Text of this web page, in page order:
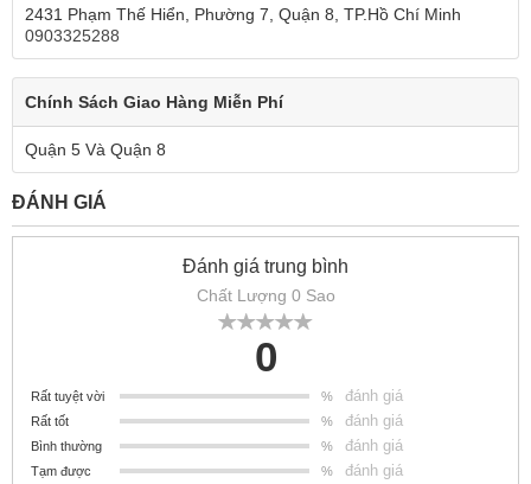
2431 Phạm Thế Hiển, Phường 7, Quận 8, TP.Hồ Chí Minh
0903325288
Chính Sách Giao Hàng Miễn Phí
Quận 5 Và Quận 8
ĐÁNH GIÁ
Đánh giá trung bình
Chất Lượng 0 Sao
0
Rất tuyệt vời % đánh giá
Rất tốt % đánh giá
Bình thường % đánh giá
Tạm được % đánh giá